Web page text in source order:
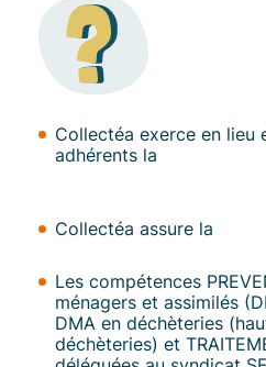
Collectéa exerce en lieu
adhérents la
Collectéa assure la
Les compétences
ménagers et assimilés
DMA en déchèteries
déchèteries) et